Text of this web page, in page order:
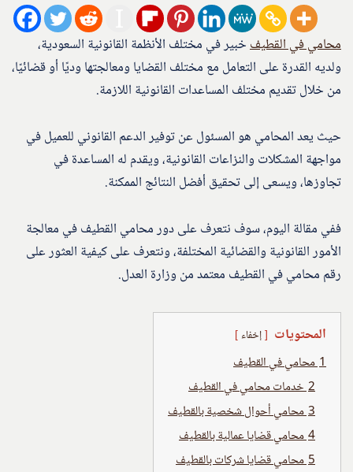
محامي في القطيفخبير في مختلف الأنظمة القانونية السعودية،
ولديه القدرة على التعامل مع مختلف القضايا ومعالجتها وديًا أو قضائيًا،
من خلال تقديم مختلف المساعدات القانونية اللازمة.
حيث يعد المحامي هو المسئول عن توفير الدعم القانوني للعميل في
مواجهة المشكلات والنزاعات القانونية، ويقدم له المساعدة في
تجاوزها، ويسعى إلى تحقيق أفضل النتائج الممكنة.
ففي مقالة اليوم، سوف نتعرف على دور محامي القطيف في معالجة
الأمور القانونية والقضائية المختلفة، ونتعرف على كيفية العثور على
رقم محامي في القطيف معتمد من وزارة العدل.
المحتويات إخفاء
1محامي في القطيف
2خدمات محامي في القطيف
3محامي أحوال شخصية بالقطيف
4محامي قضايا عمالية بالقطيف
5محامي قضايا شركات بالقطيف